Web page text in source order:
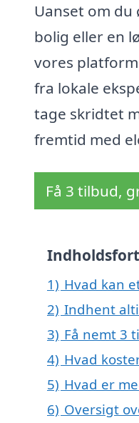
Uanset om
bolig eller en
vores
fra lokale
tage skridtet
fremtid med
Få 3 tilbud,
1) Hvad kan
2) Indhent
3) Få nemt 3
4) Hvad
5) Hvad er
6) Oversigt